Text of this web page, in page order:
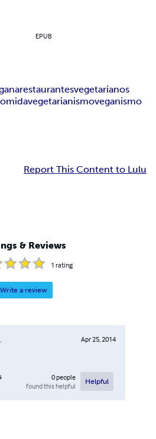
EPUB
restaurantesvegetarianos
vegetarianismoveganismo
Report This Content to Lulu
& Reviews
1 rating
Write a review
Apr 25, 2014
0people
found this helpful
Helpful